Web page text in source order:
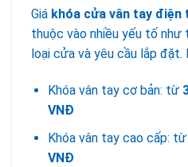
Giá khóa cửa vân tay
thuộc vào nhiều yếu tố như
loại cửa và yêu cầu lắp
Khóa vân tay cơ bản: từ
VNĐ
Khóa vân tay cao cấp: từ
VNĐ